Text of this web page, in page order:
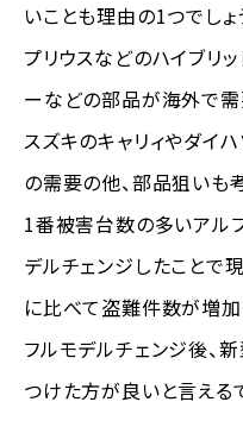
いことも理由の1つでしょ
プリウスなどのハイブリ
ーなどの部品が海外で需
スズキのキャリィやダイ
の需要の他、部品狙いも
1番被害台数の多いアル
デルチェンジしたことで
に比べて盗難件数が増加
フルモデルチェンジ後、
つけた方が良いと言えるで